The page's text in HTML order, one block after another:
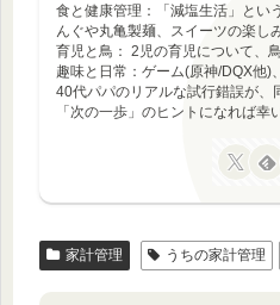
食と健康管理：「減塩生活」とい
んぐや丸亀製麺、スイーツの楽し
育児と鳥： 2児の育児について、
趣味と日常：ゲーム(原神/DQX他)
40代パパのリアルな試行錯誤が、
「次の一歩」のヒントになれば幸
家計管理 うちの家計管理